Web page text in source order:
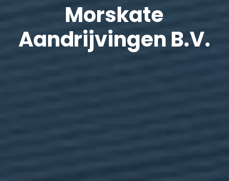
Morskate
Aandrijvingen B.V.